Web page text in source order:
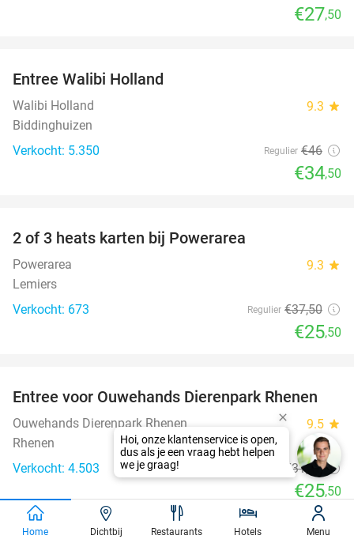
€27,50
Entree Walibi Holland
Walibi Holland 9.3 star
Biddinghuizen
Verkocht: 5.350
Regulier €46
€34,50
2 of 3 heats karten bij Powerarea
Powerarea 9.3 star
Lemiers
Verkocht: 673
Regulier €37,50
€25,50
19%
Entree voor Ouwehands Dierenpark Rhenen
Ouwehands Dierenpark Rhenen 9.5 star
Rhenen
Verkocht: 4.503
€31,50
€25,50
favorite_border
Home Dichtbij Restaurants Hotels Menu